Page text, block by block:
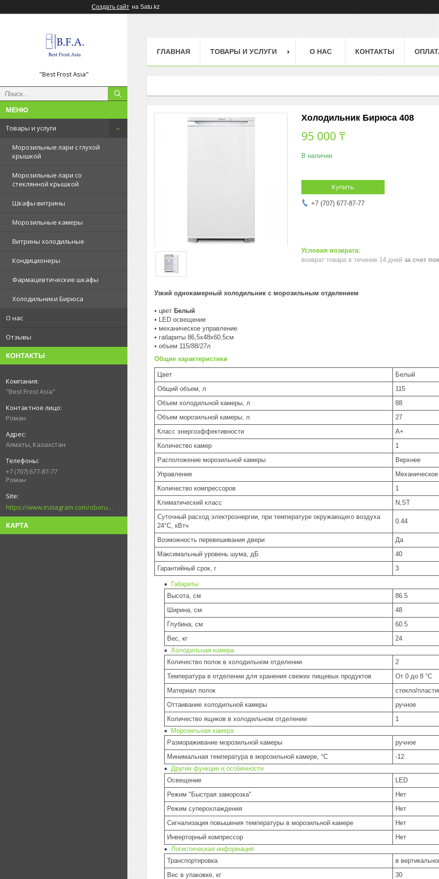
Создать сайт на Satu.kz
"Best Frost Asia"
Товары и услуги
Морозильные лари с глухой
крышкой
Морозильные лари со
стеклянной крышкой
Шкафы-витрины
Морозильные камеры
Витрины холодильные
Кондиционеры
Фармацевтические шкафы
Холодильники Бирюса
О нас
Отзывы
КОНТАКТЫ
"Best Frost Asia"
Роман
Алматы, Казахстан
+7 (707) 677-87-77
Роман
https://www.instagram.com/oborudovanie.magametov/?hl=ru
КАРТА
ГЛАВНАЯ ТОВАРЫ И УСЛУГИ О НАС КОНТАКТЫ
Холодильник Бирюса 408
95 000 ₸
В наличии
Купить
+7 (707) 677-87-77
возврат товара в течение 14 дней за счет
Узкий однокамерный холодильник с морозильным отделением
• цвет Белый
• LED освещение
• механическое управление
• габариты 86,5x48x60,5см
• объем 115/88/27л
Общие характеристики
Цвет
Белый
Общий объем, л
115
Объем холодильной камеры, л
88
Объем морозильной камеры, л
27
Класс энергоэффективности
A+
Количество камер
1
Расположение морозильной камеры
Верхнее
Управление
Механическое
Количество компрессоров
1
Климатический класс
N,ST
Суточный расход электроэнергии, при температуре окружающего воздуха
24°C, кВтч
0.44
Возможность перевешивания двери
Да
Максимальный уровень шума, дБ
40
Гарантийный срок, г
3
Габариты
Высота, см
86.5
Ширина, см
48
Глубина, см
60.5
Вес, кг
24
Холодильная камера
Количество полок в холодильном отделении
2
Температура в отделении для хранения свежих пищевых продуктов
От 0 до 8 °C
Материал полок
стекло/
Оттаивание холодильной камеры
ручное
Количество ящиков в холодильном отделении
1
Морозильная камера
Размораживание морозильной камеры
ручное
Минимальная температура в морозильной камере, °C
-12
Другие функции и особенности
Освещение
LED
Режим "Быстрая заморозка"
Нет
Режим суперохлаждения
Нет
Сигнализация повышения температуры в морозильной камере
Нет
Инверторный компрессор
Нет
Логистическая информация
Транспортировка
в
Вес в упаковке, кг
30